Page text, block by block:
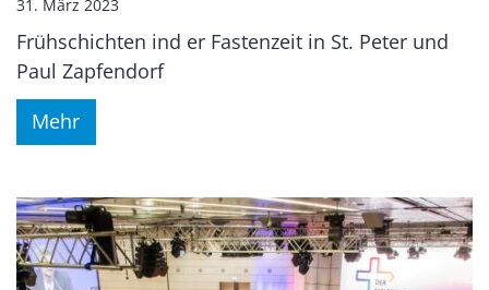
31. März 2023
Frühschichten ind er Fastenzeit in St. Peter und
Paul Zapfendorf
Mehr